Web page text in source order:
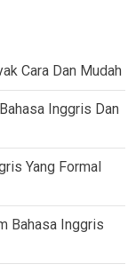
Cara Dan Mudah
Inggris Dan
Yang Formal
Bahasa Inggris